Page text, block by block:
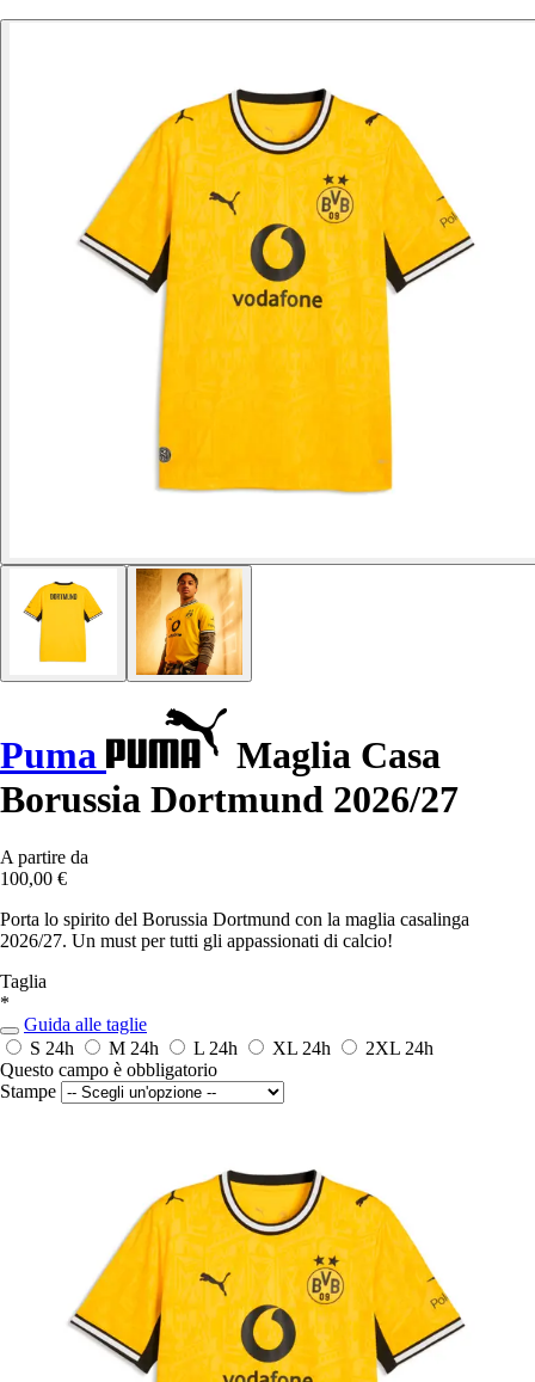
Puma
Maglia Casa
Borussia Dortmund 2026/27
A partire da
100,00 €
Porta lo spirito del Borussia Dortmund con la maglia casalinga
2026/27. Un must per tutti gli appassionati di calcio!
Taglia
*
Guida alle taglie
S 24h M 24h L 24h XL 24h 2XL 24h
Questo campo è obbligatorio
Stampe